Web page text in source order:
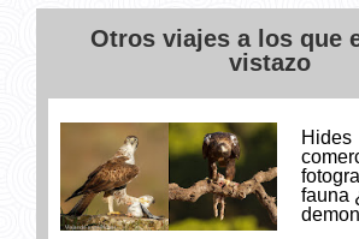
Otros viajes a los que
vistazo
Hides
fauna